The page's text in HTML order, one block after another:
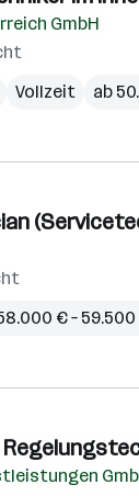
GmbH
Vollzeit ab
€ –